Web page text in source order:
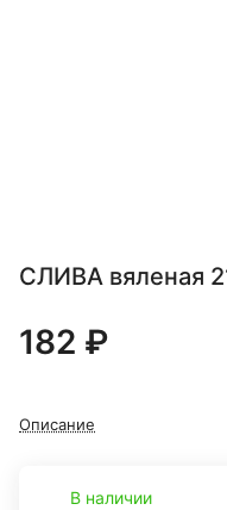
СЛИВА вяленая
182 ₽
Описание
В наличии